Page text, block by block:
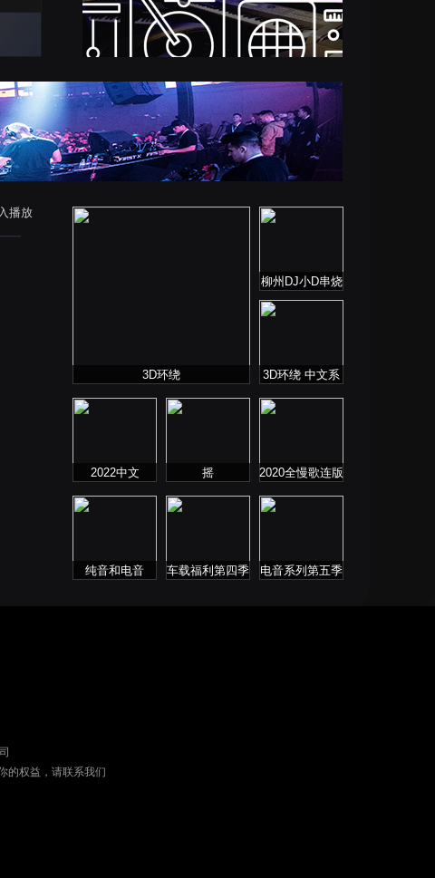
播放
3D环绕
柳州DJ小D串烧
列表
3D环绕 中文系
2022中文
摇
2020全慢歌连版
纯音和电音 车载福利第四季 电音系列第五季
的权益，请联系我们